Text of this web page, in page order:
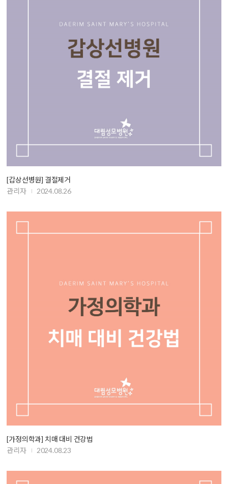
[갑상선병원] 결절제거
관리자
2024.08.26
[가정의학과] 치매 대비 건강법
관리자
2024.08.23